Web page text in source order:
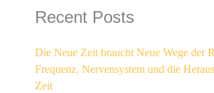
Recent Posts
Die Neue Zeit braucht Neue Wege der
Frequenz, Nervensystem und die
Zeit